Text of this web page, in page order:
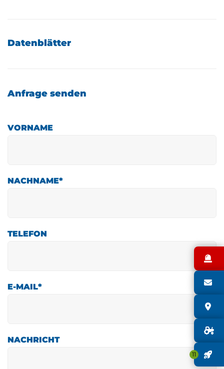
11
Datenblätter
Anfrage senden
VORNAME
NACHNAME*
TELEFON
E-MAIL*
NACHRICHT